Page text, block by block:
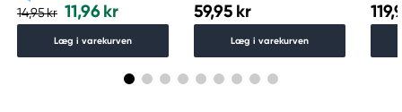
14,95 kr 11,96 kr
Læg i varekurven
59,95 kr
Læg i varekurven